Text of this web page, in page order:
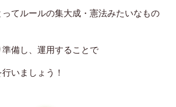
てルールの集大成・憲法みたいなもの
備し、運用することで
いましょう！